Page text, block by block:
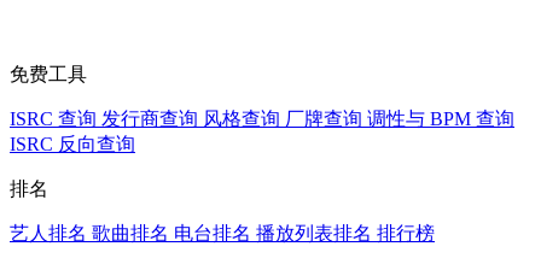
免费工具
ISRC 查询 发行商查询 风格查询 厂牌查询 调性与 BPM 查询
ISRC 反向查询
排名
艺人排名 歌曲排名 电台排名 播放列表排名 排行榜